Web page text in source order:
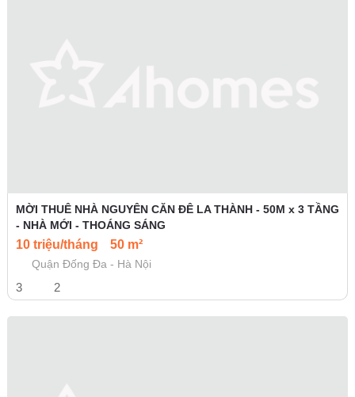
MỜI THUÊ NHÀ NGUYÊN CĂN ĐÊ LA THÀNH - 50M x 3 TẦNG
- NHÀ MỚI - THOÁNG SÁNG
10 triệu/tháng 50 m²
Quận Đống Đa - Hà Nội
3 2